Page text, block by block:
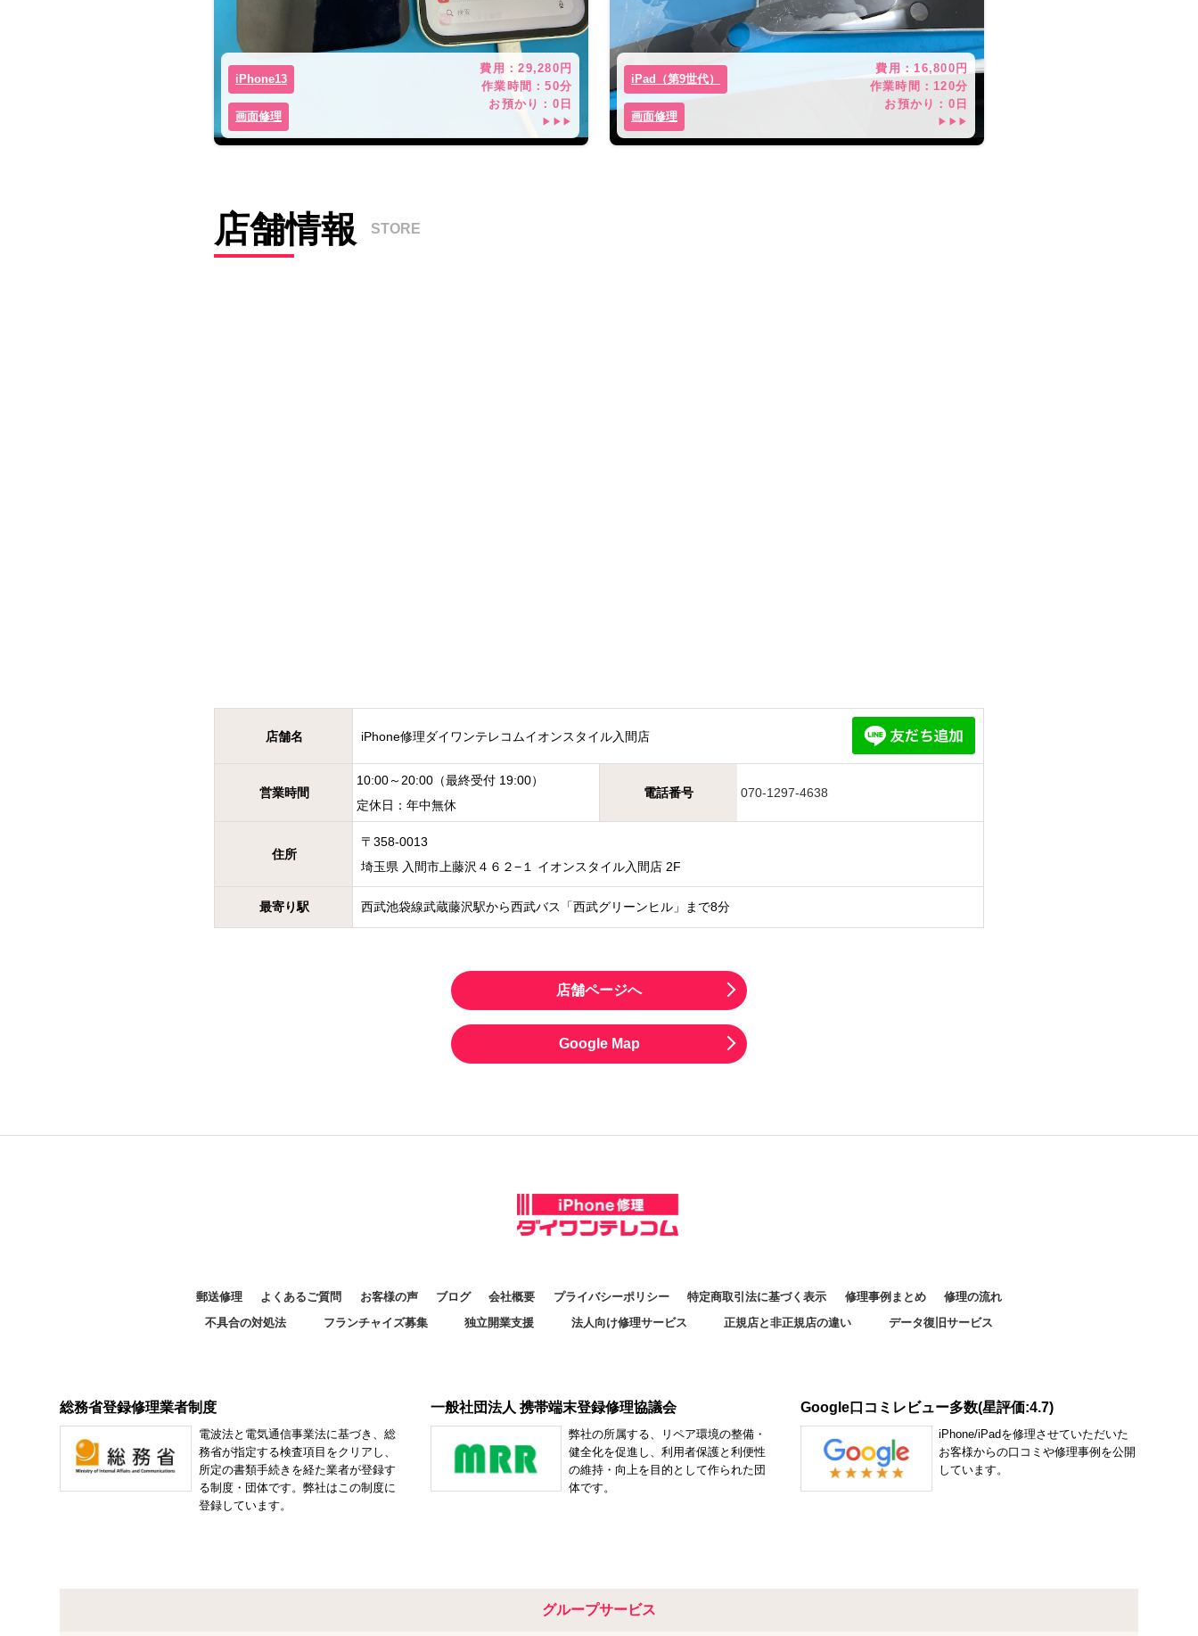
iPhone13
画面修理
費用：29,280 円
作業時間：50分
お預かり： 0 日
▶▶▶
iPad（第9世代）
画面修理
費用： 16,800 円
作業時間： 120分
お預かり： 0 日
▶▶▶
店舗情報 STORE
店舗名 iPhone修理ダイワンテレコムイオンスタイル入間店
営業時間
10:00～20:00 （最終受付 19:00）
定休日：年中無休
電話番号 070-1297-4638
住所
〒 358-0013
埼玉県 入間市上藤沢４６２−１ イオンスタイル入間店 2F
最寄り駅 西武池袋線武蔵藤沢駅から西武バス「西武グリーンヒル」まで8分
店舗ページへ
Google Map
郵送修理 よくあるご質問 お客様の声 ブログ 会社概要 プライバシーポリシー 特定商取引法に基づく表示 修理事例まとめ
修理の流れ
不具合の対処法
フランチャイズ募集 独立開業支援 法人向け修理サービス 正規店と非正規店の違い データ復旧サービス
総務省登録修理業者制度
電波法と電気通信事業法に基づき、総
務省が指定する検査項目をクリアし、
所定の書類手続きを経た業者が登録す
る制度・団体です。弊社はこの制度に
登録しています。
一般社団法人 携帯端末登録修理協議会
弊社の所属する、リペア環境の整備・
健全化を促進し、利用者保護と利便性
の維持・向上を目的として作られた団
体です。
Google口コミレビュー多数(星評価:4.7)
iPhone/iPadを修理させていただいた
お客様からの口コミや修理事例を公開
しています。
グループサービス